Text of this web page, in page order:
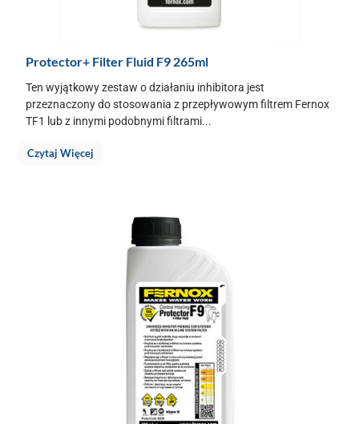
Protector+ Filter Fluid F9 265ml
Ten wyjątkowy zestaw o działaniu inhibitora jest
przeznaczony do stosowania z przepływowym filtrem Fernox
TF1 lub z innymi podobnymi filtrami...
Czytaj Więcej